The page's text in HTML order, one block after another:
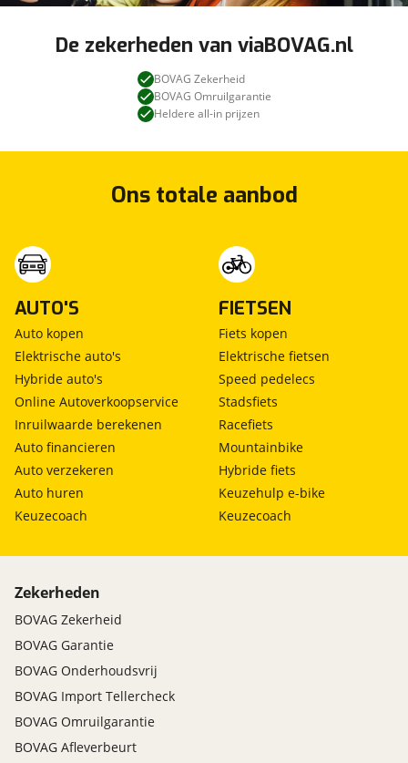
De zekerheden van viaBOVAG.nl
BOVAG Zekerheid
BOVAG Omruilgarantie
Heldere all-in prijzen
Ons totale aanbod
AUTO'S
Auto kopen
Elektrische auto's
Hybride auto's
Online Autoverkoopservice
Inruilwaarde berekenen
Auto financieren
Auto verzekeren
Auto huren
Keuzecoach
FIETSEN
Fiets kopen
Elektrische fietsen
Speed pedelecs
Stadsfiets
Racefiets
Mountainbike
Hybride fiets
Keuzehulp e-bike
Keuzecoach
Zekerheden
BOVAG Zekerheid
BOVAG Garantie
BOVAG Onderhoudsvrij
BOVAG Import Tellercheck
BOVAG Omruilgarantie
BOVAG Afleverbeurt